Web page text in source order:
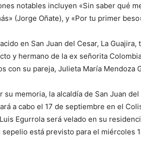
notables incluyen «Sin saber qué
(Jorge Oñate), y «Por tu primer
en San Juan del Cesar, La
y hermano de la ex señorita
con su pareja, Julieta María Mendoza
su memoria, la alcaldía de San Juan
a cabo el 17 de septiembre en el
Egurrola será velado en su
sepelio está previsto para el miércoles